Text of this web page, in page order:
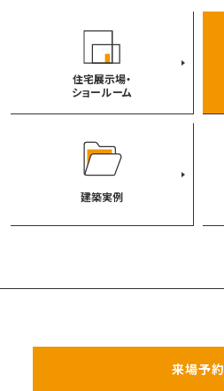
住宅展示場・
ショールーム
建築実例
来場予約